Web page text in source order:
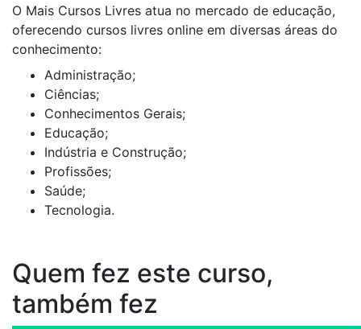
O Mais Cursos Livres atua no mercado de educação,
oferecendo cursos livres online em diversas áreas do
conhecimento:
Administração;
Ciências;
Conhecimentos Gerais;
Educação;
Indústria e Construção;
Profissões;
Saúde;
Tecnologia.
Quem fez este curso,
também fez